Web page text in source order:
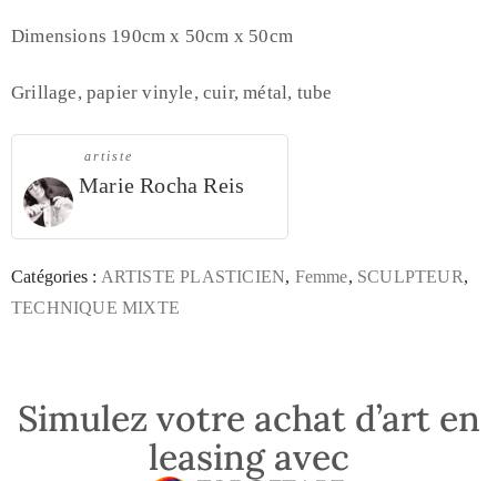
Dimensions 190cm x 50cm x 50cm
Grillage, papier vinyle, cuir, métal, tube
artiste
Marie Rocha Reis
Catégories : ARTISTE PLASTICIEN, Femme, SCULPTEUR,
TECHNIQUE MIXTE
Simulez votre achat d’art en
leasing avec